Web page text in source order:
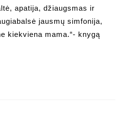
apatija, džiaugsmas ir
jausmų simfonija,
kiekviena mama.“- knygą